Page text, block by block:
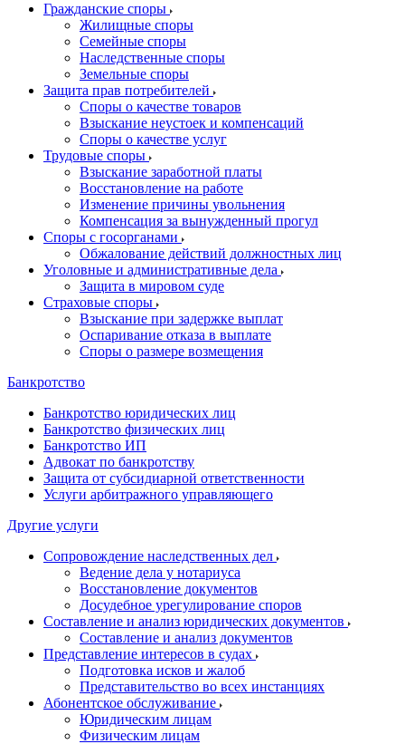
Гражданские споры
Жилищные споры
Семейные споры
Наследственные споры
Земельные споры
Защита прав потребителей
Споры о качестве товаров
Взыскание неустоек и компенсаций
Споры о качестве услуг
Трудовые споры
Взыскание заработной платы
Восстановление на работе
Изменение причины увольнения
Компенсация за вынужденный прогул
Споры с госорганами
Обжалование действий должностных лиц
Уголовные и административные дела
Защита в мировом суде
Страховые споры
Взыскание при задержке выплат
Оспаривание отказа в выплате
Споры о размере возмещения
Банкротство
Банкротство юридических лиц
Банкротство физических лиц
Банкротство ИП
Адвокат по банкротству
Защита от субсидиарной ответственности
Услуги арбитражного управляющего
Другие услуги
Сопровождение наследственных дел
Ведение дела у нотариуса
Восстановление документов
Досудебное урегулирование споров
Составление и анализ юридических документов
Составление и анализ документов
Представление интересов в судах
Подготовка исков и жалоб
Представительство во всех инстанциях
Абонентское обслуживание
Юридическим лицам
Физическим лицам